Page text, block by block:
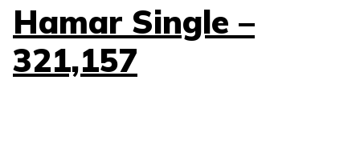
Hamar Single –
321,157